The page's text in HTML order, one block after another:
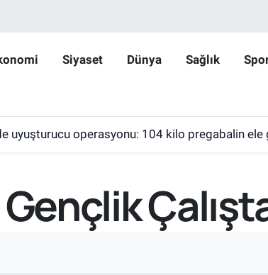
Siyaset Dünya Sağlık
uyuşturucu operasyonu: 104 kilo pregabalin ele